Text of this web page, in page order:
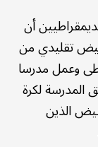
أن
تقليدي من
وعمل مدرسا
لكرة
الذين